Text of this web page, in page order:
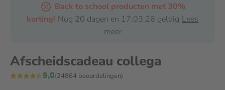
Back to school producten met 30%
korting! Nog 20 dagen en 17:03:25 geldig Lees
meer
Afscheidscadeau collega
9,0(24864 beoordelingen)